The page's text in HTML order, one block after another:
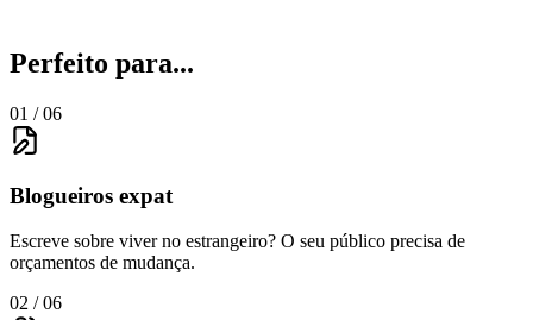
Perfeito para...
01 / 06
Blogueiros expat
Escreve sobre viver no estrangeiro? O seu público precisa de
orçamentos de mudança.
02 / 06